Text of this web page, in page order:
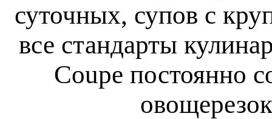
суточных, супов с
все стандарты
Coupe постоянно